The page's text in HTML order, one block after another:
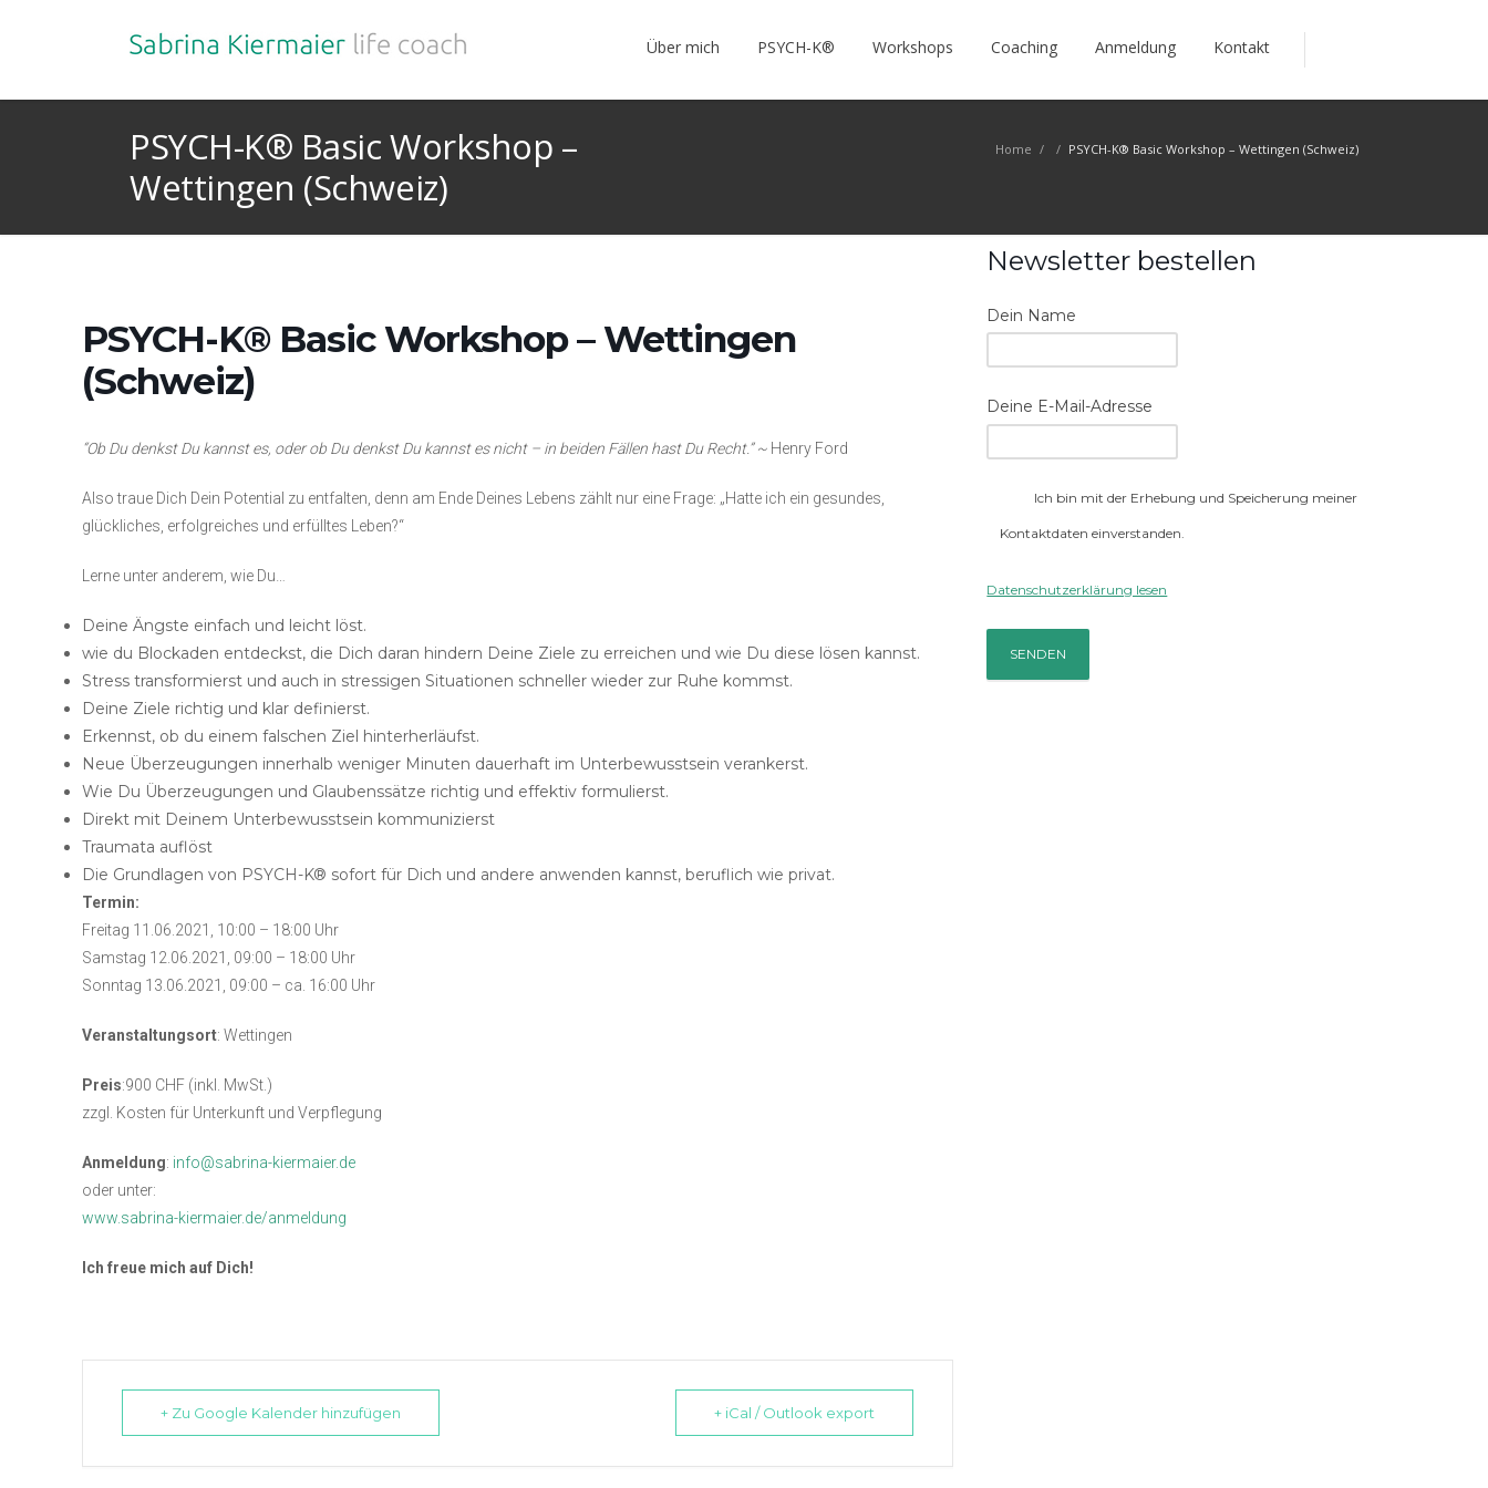
Über mich PSYCH-K® Workshops Coaching Anmeldung Kontakt
Home / / PSYCH-K® Basic Workshop – Wettingen (Schweiz)
PSYCH-K® Basic Workshop –
Wettingen (Schweiz)
PSYCH-K® Basic Workshop – Wettingen
(Schweiz)
“Ob Du denkst Du kannst es, oder ob Du denkst Du kannst es nicht – in beiden Fällen hast Du Recht.” ~ Henry Ford
Also traue Dich Dein Potential zu entfalten, denn am Ende Deines Lebens zählt nur eine Frage: „Hatte ich ein gesundes,
glückliches, erfolgreiches und erfülltes Leben?“
Lerne unter anderem, wie Du…
Deine Ängste einfach und leicht löst.
wie du Blockaden entdeckst, die Dich daran hindern Deine Ziele zu erreichen und wie Du diese lösen kannst.
Stress transformierst und auch in stressigen Situationen schneller wieder zur Ruhe kommst.
Deine Ziele richtig und klar definierst.
Erkennst, ob du einem falschen Ziel hinterherläufst.
Neue Überzeugungen innerhalb weniger Minuten dauerhaft im Unterbewusstsein verankerst.
Wie Du Überzeugungen und Glaubenssätze richtig und effektiv formulierst.
Direkt mit Deinem Unterbewusstsein kommunizierst
Traumata auflöst
Die Grundlagen von PSYCH-K® sofort für Dich und andere anwenden kannst, beruflich wie privat.
Termin:
Freitag 11.06.2021, 10:00 – 18:00 Uhr
Samstag 12.06.2021, 09:00 – 18:00 Uhr
Sonntag 13.06.2021, 09:00 – ca. 16:00 Uhr
Veranstaltungsort: Wettingen
Preis:900 CHF (inkl. MwSt.)
zzgl. Kosten für Unterkunft und Verpflegung
Anmeldung: info@sabrina-kiermaier.de
oder unter:
www.sabrina-kiermaier.de/anmeldung
Ich freue mich auf Dich!
+ Zu Google Kalender hinzufügen + iCal / Outlook export
Newsletter bestellen
Dein Name
Deine E-Mail-Adresse
Ich bin mit der Erhebung und Speicherung meiner
Kontaktdaten einverstanden.
Datenschutzerklärung lesen